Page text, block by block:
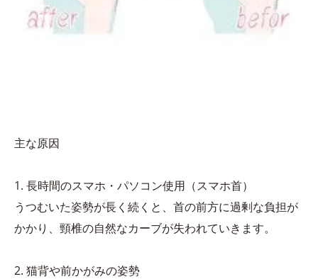
主な原因
1. 長時間のスマホ・パソコン使用（スマホ首）
うつむいた姿勢が長く続くと、首の前方に過剰な負担が
かかり、頸椎の自然なカーブが失われていきます。
2. 猫背や前かがみの姿勢